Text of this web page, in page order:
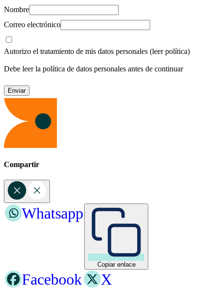
Nombre
Correo electrónico
Autorizo el tratamiento de mis datos personales (leer política)
Debe leer la política de datos personales antes de continuar
Compartir
Copiar enlace
Whatsapp
Facebook
X